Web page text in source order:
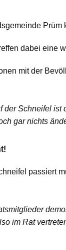
dabei eine
mit der
der Schneifel ist
gar nichts
passiert
im Rat